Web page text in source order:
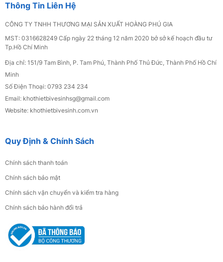
4.500.000đ
Bồn Cầu Trứng Trắng SSE-2297
Bồn Cầu Trứng Trắng SSE-2298
3.100.000đ
Thông Tin Liên Hệ
CÔNG TY TNHH THƯƠNG MẠI SẢN XUẤT HOÀNG PHÚ GIA
MST: 0316628249 Cấp ngày 22 tháng 12 năm 2020 bở sở kế hoạch đầu tư
Tp.Hồ Chí Minh
Địa chỉ: 151/9 Tam Bình, P. Tam Phú, Thành Phố Thủ Đức, Thành Phố Hồ Chí
Minh
Số Điện Thoại: 0793 234 234
Email: khothietbivesinhsg@gmail.com
Website: khothietbivesinh.com.vn
Quy Định & Chính Sách
Chính sách thanh toán
Chính sách bảo mật
Chính sách vận chuyển và kiểm tra hàng
Chính sách bảo hành đổi trả